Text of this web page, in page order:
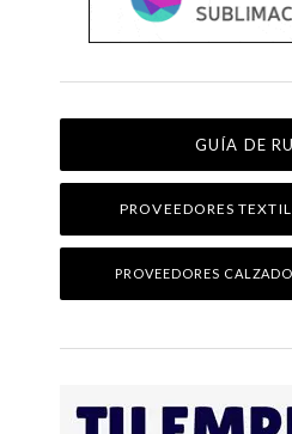
GUÍA DE
PROVEEDORES
PROVEEDORES